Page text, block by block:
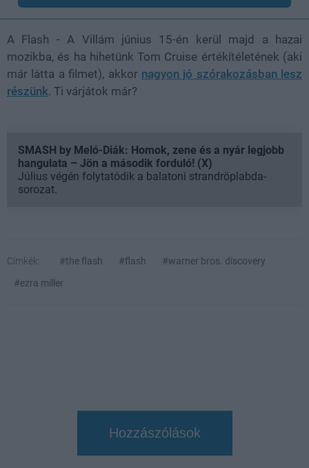
A Flash - A Villám június 15-én kerül majd a hazai
mozikba, és ha hihetünk Tom Cruise értékítéletének (aki
már látta a filmet), akkor nagyon jó szórakozásban lesz
részünk. Ti várjátok már?
SMASH by Meló-Diák: Homok, zene és a nyár legjobb
hangulata – Jön a második forduló! (X)
Július végén folytatódik a balatoni strandröplabda-
sorozat.
Címkék: #the flash #flash
#warner bros. discovery
#ezra miller
Hozzászólások